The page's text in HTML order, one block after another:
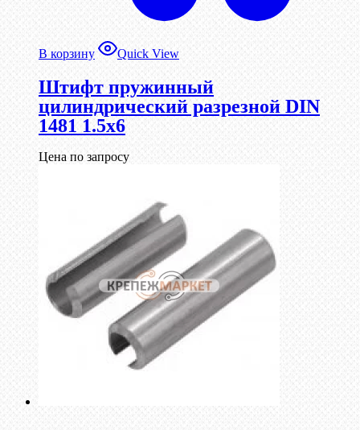
В корзину Quick View
Штифт пружинный
цилиндрический разрезной DIN
1481 1.5х6
Цена по запросу